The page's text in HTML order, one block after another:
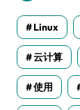
Linux
云计算
使用